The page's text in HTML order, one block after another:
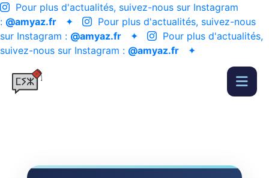
Pour plus d'actualités, suivez-nous sur Instagram
: @amyaz.fr ✦
Pour plus d'actualités, suivez-nous
sur Instagram : @amyaz.fr ✦
Pour plus d'actualités,
suivez-nous sur Instagram : @amyaz.fr ✦